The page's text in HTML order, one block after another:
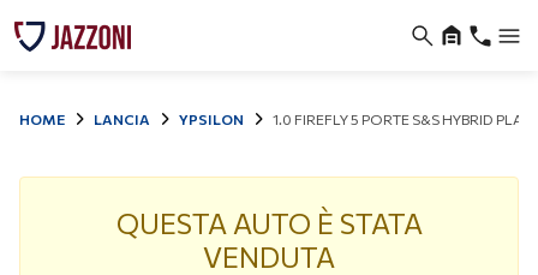
HOME LANCIA YPSILON 1.0 FIREFLY 5 PORTE S&S HYBRID
QUESTA AUTO È STATA
VENDUTA